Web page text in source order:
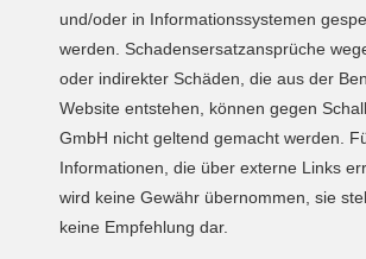
und/oder in Informationssystemen
werden. Schadensersatzansprüche
oder indirekter Schäden, die aus der
Website entstehen, können gegen
GmbH nicht geltend gemacht werden.
Informationen, die über externe Links
wird keine Gewähr übernommen, sie
keine Empfehlung dar.